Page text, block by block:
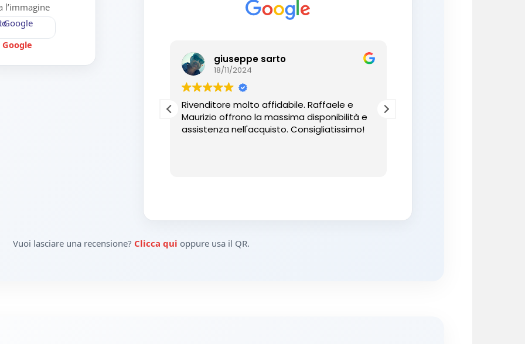
l’immagine
giuseppe sarto
18/11/2024
Rivenditore molto affidabile. Raffaele e
Maurizio offrono la massima disponibilità e
assistenza nell'acquisto. Consigliatissimo!
Vuoi lasciare una recensione? Clicca qui oppure usa il QR.